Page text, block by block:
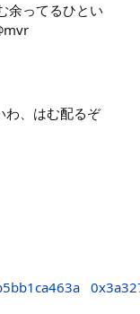
余ってるひとい
わ、はむ配るぞ